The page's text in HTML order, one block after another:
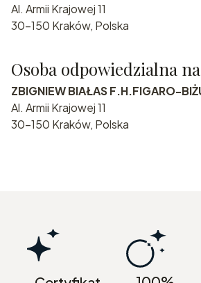
Al. Armii Krajowej 11
30-150 Kraków, Polska
Osoba odpowiedzialna
ZBIGNIEW BIAŁAS F.H.FIGARO-
Al. Armii Krajowej 11
30-150 Kraków, Polska